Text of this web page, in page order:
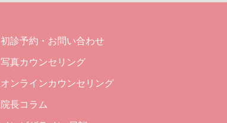
初診予約・お問い合わせ
写真カウンセリング
オンラインカウンセリング
院長コラム